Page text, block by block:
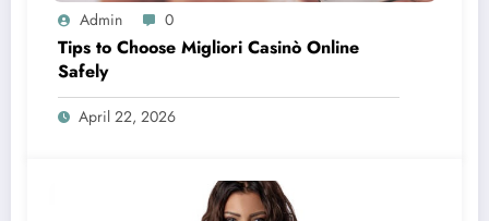
Admin 0
Tips to Choose Migliori Casinò Online
Safely
April 22, 2026